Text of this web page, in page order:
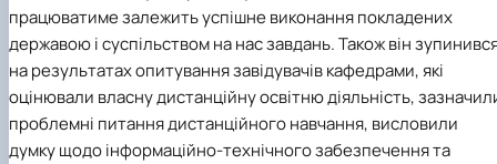
працюватиме залежить успішне виконання покладених
державою і суспільством на нас завдань. Також він
на результатах опитування завідувачів кафедрами, які
оцінювали власну дистанційну освітню діяльність,
проблемні питання дистанційного навчання, висловили
думку щодо інформаційно-технічного забезпечення та